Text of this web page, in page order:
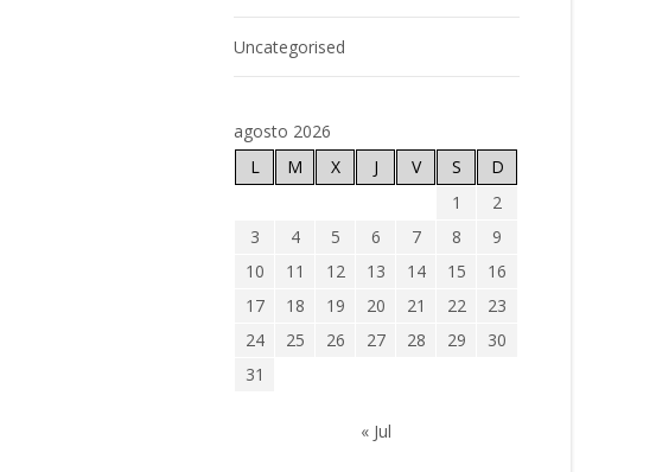
Uncategorised
agosto 2026
L
M X J V S
D
1
2
3
4 5 6 7 8
9
10
11 12 13 14 15
16
17
18 19 20 21 22
23
24
25 26 27 28 29
30
31
« Jul